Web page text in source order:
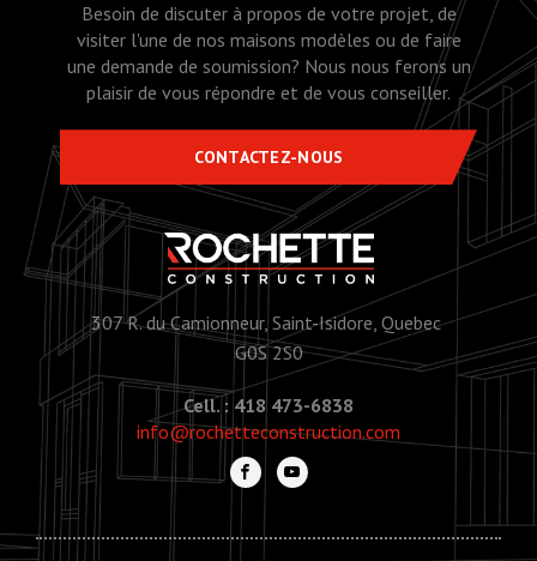
Besoin de discuter à propos de votre projet, de
visiter l'une de nos maisons modèles ou de faire
une demande de soumission? Nous nous ferons un
plaisir de vous répondre et de vous conseiller.
CONTACTEZ-NOUS
307 R. du Camionneur, Saint-Isidore, Quebec
G0S 2S0
Cell. : 418 473-6838
info@rochetteconstruction.com